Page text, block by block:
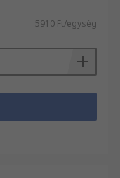
5910 Ft/egység